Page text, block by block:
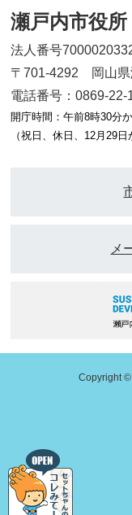
瀬戸内市役所
法人番号
〒701-4292 岡山県
電話番号：0869-22-
開庁時間：午前8時30分
（祝日、休日、12月29
メ
Copyright ©